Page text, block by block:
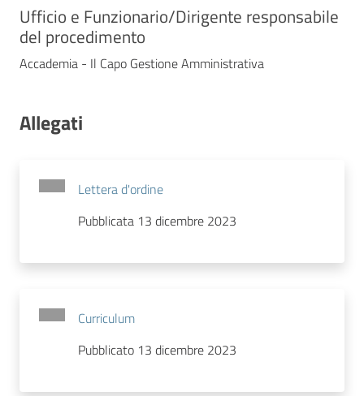
Ufficio e Funzionario/Dirigente responsabile
del procedimento
Accademia - Il Capo Gestione Amministrativa
Allegati
Lettera d'ordine
Pubblicata 13 dicembre 2023
Curriculum
Pubblicato 13 dicembre 2023